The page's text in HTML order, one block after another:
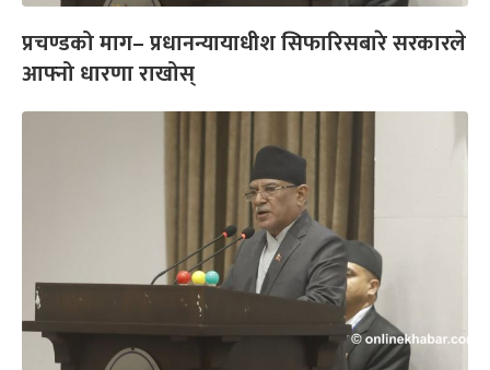
प्रचण्डको माग– प्रधानन्यायाधीश सिफारिसबारे सरकारले
आफ्नो धारणा राखोस्